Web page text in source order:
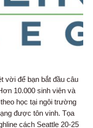
vời để bạn bắt đầu câu
10.000 sinh viên và
học tại ngôi trường
được tôn vinh. Tọa
cách Seattle 20-25